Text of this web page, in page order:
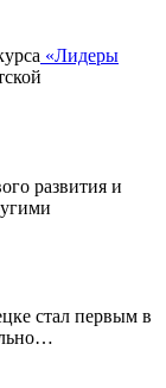
«Лидеры
развития и
стал первым в
…